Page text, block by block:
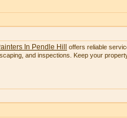
In Pendle Hill
offers reliable
and inspections. Keep your